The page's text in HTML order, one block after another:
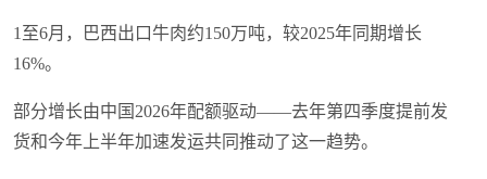
1至6月，巴西出口牛肉约150万吨，较2025年同期增长
16%。
部分增长由中国2026年配额驱动——去年第四季度提前发
货和今年上半年加速发运共同推动了这一趋势。